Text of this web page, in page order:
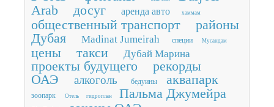
Arab
досуг аренда авто хаммам
общественный транспорт
районы
Дубая
Madinat Jumeirah специи Мусандам
цены такси Дубай Марина
проекты будущего
рекорды
ОАЭ
алкоголь бедуины аквапарк
зоопарк Отель гидроплан Пальма Джумейра